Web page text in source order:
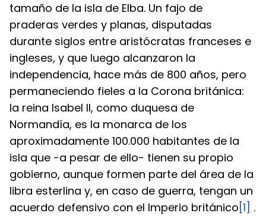
tamaño de la isla de Elba. Un fajo de
praderas verdes y planas, disputadas
durante siglos entre aristócratas franceses e
ingleses, y que luego alcanzaron la
independencia, hace más de 800 años, pero
permaneciendo fieles a la Corona británica:
la reina Isabel II, como duquesa de
Normandía, es la monarca de los
aproximadamente 100.000 habitantes de la
isla que -a pesar de ello- tienen su propio
gobierno, aunque formen parte del área de la
libra esterlina y, en caso de guerra, tengan un
acuerdo defensivo con el Imperio británico [1] .